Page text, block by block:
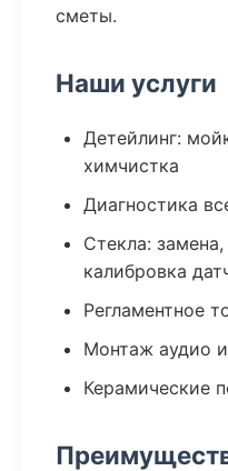
сметы.
Наши услуги
Детейлинг:
химчистка
Диагностика
Стекла:
калибровка
Регламентное
Монтаж аудио
Керамические